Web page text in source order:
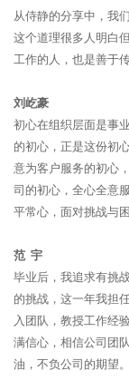
从侍静的分享中，我
这个道理很多人明白
工作的人，也是善于
刘屹豪
初心在组织层面是事
的初心，正是这份初
意为客户服务的初心
司的初心，全心全意
平常心，面对挑战与
范 宇
毕业后，我追求有挑
的挑战，这一年我担
入团队，教授工作经
满信心，相信公司团
油，不负公司的期望。